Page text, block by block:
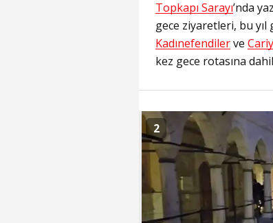
Topkapı Sarayı’nda
gece ziyaretleri, bu yıl
Kadınefendilerve
kez gece rotasına
2